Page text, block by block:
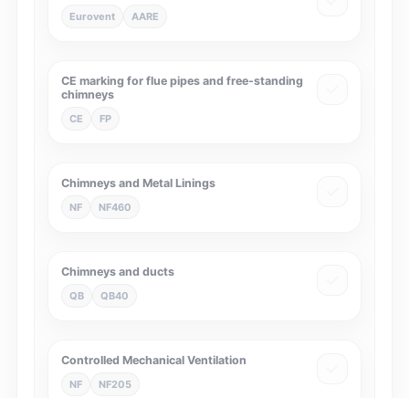
Eurovent AARE
CE marking for flue pipes and free-standing
chimneys
CE FP
Chimneys and Metal Linings
NF NF460
Chimneys and ducts
QB QB40
Controlled Mechanical Ventilation
NF NF205